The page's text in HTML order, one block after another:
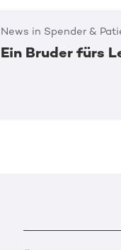
News in Spender &
Ein Bruder fürs